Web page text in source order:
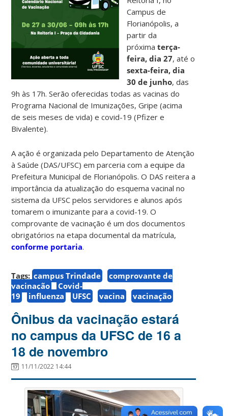
Campus de
Florianópolis, a
partir da
próximaterça-
feira, dia 27, até o
sexta-feira,dia
30 de junho, das
9h às 17h. Serão oferecidas todas as vacinas do
Programa Nacional de Imunizações, Gripe (acima
de seis meses de vida) e covid-19 (Pfizer e
Bivalente).
A ação é organizada pelo Departamento de Atenção
à Saúde (DAS/UFSC) em parceria com a equipe da
Prefeitura Municipal de Florianópolis. O DAS reitera a
importância da atualização do esquema vacinal no
sistema da UFSC pelos servidores e alunos após
tomarem o imunizante para a covid-19. O
comprovante de vacinação é um dos documentos
obrigatórios na etapa documental da matrícula,
conforme portaria.
Tags: campus Trindade
comprovante de
vacinação
Covid-
19
influenza UFSC vacina vacinação
Ônibus da vacinação estará
no campus da UFSC de 16 a
18 de novembro
11/11/2022 14:44